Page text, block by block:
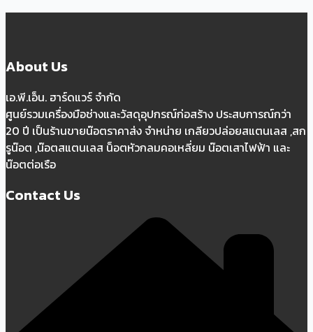
About Us
เอ.พี.เอ็น. ฮาร์ดแวร์ จำกัด
ศูนย์รวมเครื่องมือช่างและวัสดุอุปกรณ์ก่อสร้าง ประสบการณ์กว่า
20 ปี เป็นร้านขายน๊อตราคาส่ง จำหน่าย เกลียวปล่อยสแตนเลส ,สก
รูน๊อต ,น๊อตสแตนเลส น็อตหัวกลมคอเหลี่ยม น๊อตเสาไฟฟ้า และ
น๊อตต่อเรือ
Contact Us